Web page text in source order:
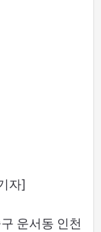
자]
운서동 인천